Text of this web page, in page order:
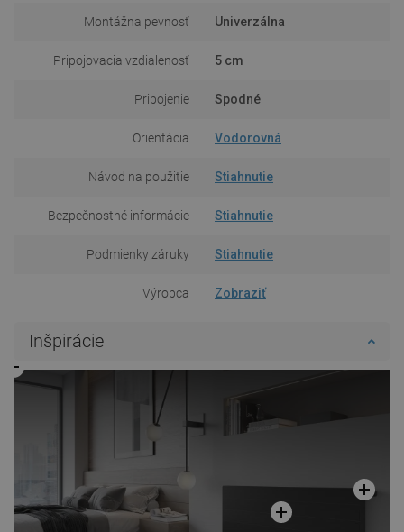
Montážna pevnosť Univerzálna
Pripojovacia vzdialenosť 5 cm
Pripojenie Spodné
Orientácia Vodorovná
Návod na použitie Stiahnutie
Bezpečnostné informácie Stiahnutie
Podmienky záruky Stiahnutie
Výrobca Zobraziť
Inšpirácie